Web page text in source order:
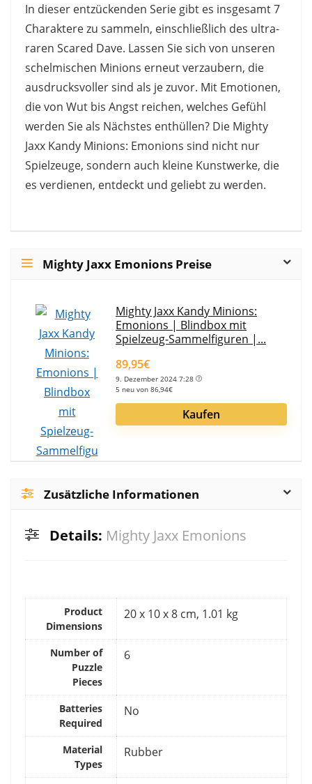
In dieser entzückenden Serie gibt es insgesamt 7
Charaktere zu sammeln, einschließlich des ultra-
raren Scared Dave. Lassen Sie sich von unseren
schelmischen Minions erneut verzaubern, die
ausdrucksvoller sind als je zuvor. Mit Emotionen,
die von Wut bis Angst reichen, welches Gefühl
werden Sie als Nächstes enthüllen? Die Mighty
Jaxx Kandy Minions: Emonions sind nicht nur
Spielzeuge, sondern auch kleine Kunstwerke, die
es verdienen, entdeckt und geliebt zu werden.
Mighty Jaxx Emonions Preise
Mighty Jaxx Kandy Minions:
Emonions | Blindbox mit
Spielzeug-Sammelfiguren |...
89,95€
9. Dezember 2024 7:28
5 neu von 86,94€
Kaufen
Zusätzliche Informationen
Details: Mighty Jaxx Emonions
Product
Dimensions
‎20 x 10 x 8 cm, 1.01 kg
Number of
Puzzle
Pieces
‎6
Batteries
Required
‎No
Material
Types
‎Rubber